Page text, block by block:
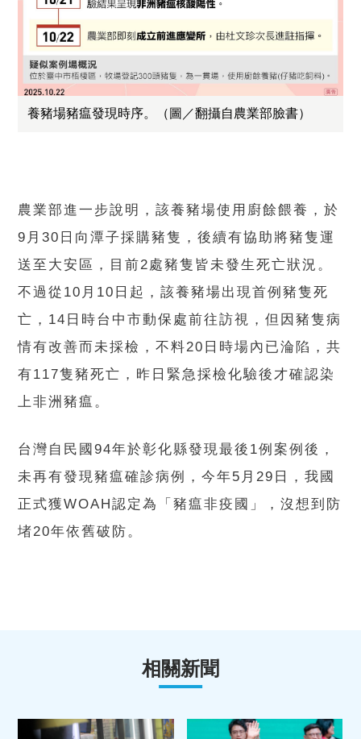
養豬場豬瘟發現時序。（圖／翻攝自農業部臉書）
農業部進一步說明，該養豬場使用廚餘餵養，於
9月30日向潭子採購豬隻，後續有協助將豬隻運
送至大安區，目前2處豬隻皆未發生死亡狀況。
不過從10月10日起，該養豬場出現首例豬隻死
亡，14日時台中市動保處前往訪視，但因豬隻病
情有改善而未採檢，不料20日時場內已淪陷，共
有117隻豬死亡，昨日緊急採檢化驗後才確認染
上非洲豬瘟。
台灣自民國94年於彰化縣發現最後1例案例後，
未再有發現豬瘟確診病例，今年5月29日，我國
正式獲WOAH認定為「豬瘟非疫國」，沒想到防
堵20年依舊破防。
相關新聞